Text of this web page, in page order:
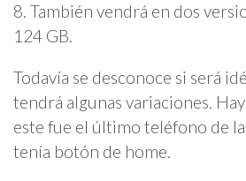
8. También vendrá en dos
124 GB.
Todavía se desconoce si será
tendrá algunas variaciones.
este fue el último teléfono de
tenía botón de home.